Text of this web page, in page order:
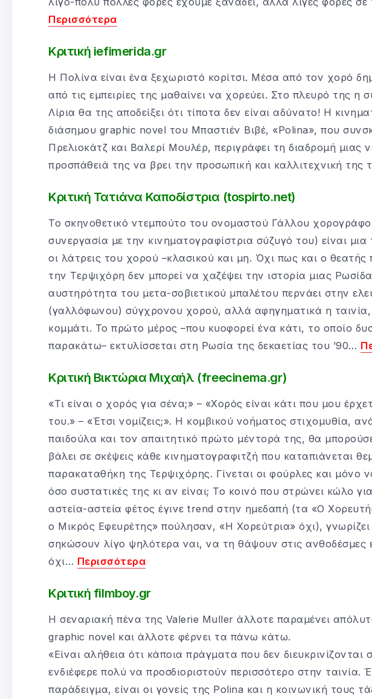
Περισσότερα
Κριτική iefimerida.gr
Η Πολίνα είναι ένα ξεχωριστό κορίτσι. Μέσα από τον χορό
από τις εμπειρίες της μαθαίνει να χορεύει. Στο πλευρό της η
Λίρια θα της αποδείξει ότι τίποτα δεν είναι αδύνατο! Η
διάσημου graphic novel του Μπαστιέν Βιβέ, «Polina», που
Πρελιοκάτζ και Βαλερί Μουλέρ, περιγράφει τη διαδρομή μιας
προσπάθειά της να βρει την προσωπική και καλλιτεχνική της
Κριτική Τατιάνα Καποδίστρια (tospirto.net)
Το σκηνοθετικό ντεμπούτο του ονομαστού Γάλλου
συνεργασία με την κινηματογραφίστρια σύζυγό του) είναι
οι λάτρεις του χορού –κλασικού και μη. Όχι πως και ο θεατής
την Τερψιχόρη δεν μπορεί να χαζέψει την ιστορία μιας
αυστηρότητα του μετα-σοβιετικού μπαλέτου περνάει στην
(γαλλόφωνου) σύγχρονου χορού, αλλά αφηγηματικά η
κομμάτι. Το πρώτο μέρος –που κυοφορεί ένα κάτι, το οποίο
παρακάτω– εκτυλίσσεται στη Ρωσία της δεκαετίας του ’90…
Κριτική Βικτώρια Μιχαήλ (freecinema.gr)
«Τι είναι ο χορός για σένα;» – «Χορός είναι κάτι που μου
του.» – «Έτσι νομίζεις;». Η κομβικού νοήματος στιχομυθία,
παιδούλα και τον απαιτητικό πρώτο μέντορά της, θα
βάλει σε σκέψεις κάθε κινηματογραφιτζή που καταπιάνεται
παρακαταθήκη της Τερψιχόρης. Γίνεται οι φούρλες και μόνο
όσο συστατικές της κι αν είναι; Το κοινό που στρώνει κώλο
αστεία-αστεία φέτος έγινε trend στην ημεδαπή (τα «Ο
ο Μικρός Εφευρέτης» πούλησαν, «Η Χορεύτρια» όχι),
σηκώσουν λίγο ψηλότερα ναι, να τη θάψουν στις ανθοδέσμες
όχι… Περισσότερα
Κριτική filmboy.gr
Η σεναριακή πένα της Valerie Muller άλλοτε παραμένει
graphic novel και άλλοτε φέρνει τα πάνω κάτω.
«Είναι αλήθεια ότι κάποια πράγματα που δεν διευκρινίζονται
ενδιέφερε πολύ να προσδιοριστούν περισσότερο στην ταινία.
παράδειγμα, είναι οι γονείς της Polina και η κοινωνική τους